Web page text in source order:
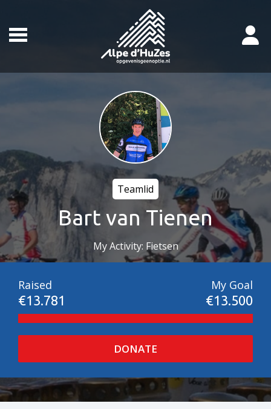
Teamlid
Bart van Tienen
My Activity: Fietsen
Raised
€13.781
My Goal
€13.500
DONATE